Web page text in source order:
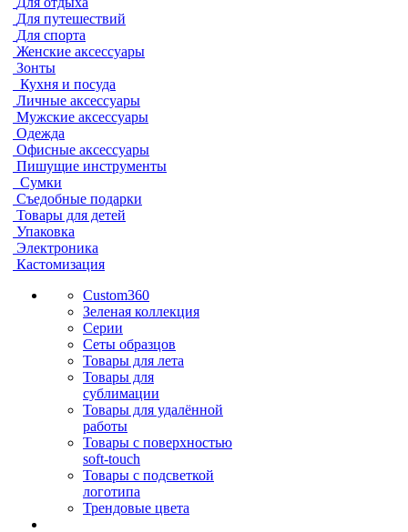
Для путешествий
Для спорта
Женские аксессуары
Зонты
Кухня и посуда
Личные аксессуары
Мужские аксессуары
Одежда
Офисные аксессуары
Пишущие инструменты
Сумки
Съедобные подарки
Товары для детей
Упаковка
Электроника
Кастомизация
Custom360
Зеленая коллекция
Серии
Сеты образцов
Товары для лета
Товары для
сублимации
Товары для удалённой
работы
Товары с поверхностью
soft-touch
Товары с подсветкой
логотипа
Трендовые цвета